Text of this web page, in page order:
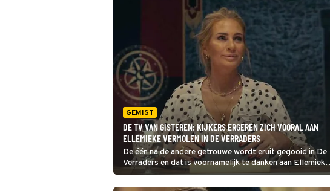
GEMIST
DE TV VAN GISTEREN: KIJKERS ERGEREN ZICH VOORAL AAN
ELLEMIEKE VERMOLEN IN DE VERRADERS
De één na de andere getrouwe wordt eruit gegooid in De
Verraders en dat is voornamelijk te danken aan Ellemieke
Vermolen, want die legt de verdenkingen steeds op de
verkeerde mensen. Kijkers kunnen het haast niet meer